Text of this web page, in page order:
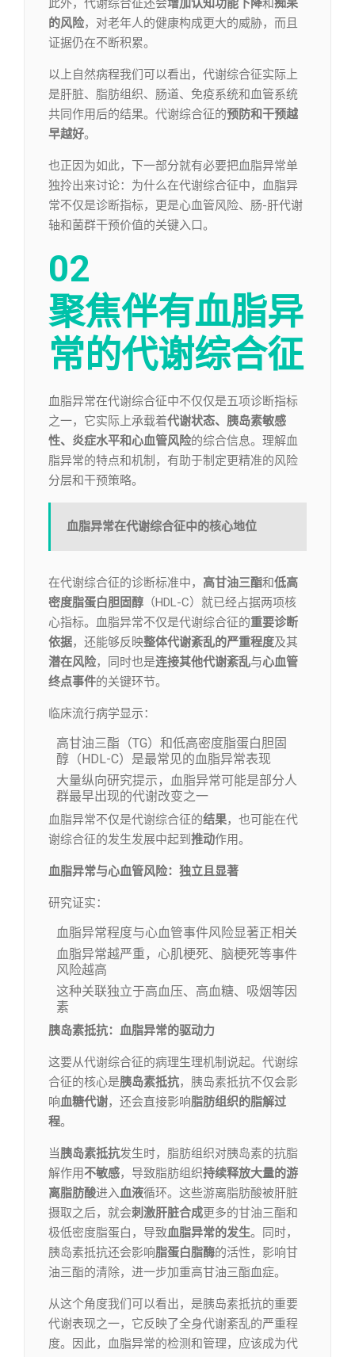
此外，代谢综合征还会增加认知功能下降和痴呆
的风险，对老年人的健康构成更大的威胁，而且
证据仍在不断积累。
以上自然病程我们可以看出，代谢综合征实际上
是肝脏、脂肪组织、肠道、免疫系统和血管系统
共同作用后的结果。代谢综合征的预防和干预越
早越好。
也正因为如此，下一部分就有必要把血脂异常单
独拎出来讨论：为什么在代谢综合征中，血脂异
常不仅是诊断指标，更是心血管风险、肠-肝代谢
轴和菌群干预价值的关键入口。
02
聚焦伴有血脂异
常的代谢综合征
血脂异常在代谢综合征中不仅仅是五项诊断指标
之一，它实际上承载着代谢状态、胰岛素敏感
性、炎症水平和心血管风险的综合信息。理解血
脂异常的特点和机制，有助于制定更精准的风险
分层和干预策略。
血脂异常在代谢综合征中的核心地位
在代谢综合征的诊断标准中， 高甘油三酯和低高
密度脂蛋白胆固醇 （HDL-C）就已经占据两项核
心指标。血脂异常不仅是代谢综合征的重要诊断
依据，还能够反映整体代谢紊乱的严重程度及其
潜在风险，同时也是连接其他代谢紊乱与心血管
终点事件的关键环节。
临床流行病学显示：
高甘油三酯（TG）和低高密度脂蛋白胆固
醇（HDL-C）是最常见的血脂异常表现
大量纵向研究提示，血脂异常可能是部分人
群最早出现的代谢改变之一
血脂异常不仅是代谢综合征的结果，也可能在代
谢综合征的发生发展中起到 推动作用。
血脂异常与心血管风险：独立且显著
研究证实：
血脂异常程度与心血管事件风险显著正相关
血脂异常越严重，心肌梗死、脑梗死等事件
风险越高
这种关联独立于高血压、高血糖、吸烟等因
素
胰岛素抵抗：血脂异常的驱动力
这要从代谢综合征的病理生理机制说起。代谢综
合征的核心是胰岛素抵抗，胰岛素抵抗不仅会影
响血糖代谢，还会直接影响脂肪组织的脂解过
程。
当胰岛素抵抗发生时，脂肪组织对胰岛素的抗脂
解作用不敏感，导致脂肪组织持续释放大量的游
离脂肪酸进入血液循环。这些游离脂肪酸被肝脏
摄取之后，就会刺激肝脏合成更多的甘油三酯和
极低密度脂蛋白，导致血脂异常的发生。同时，
胰岛素抵抗还会影响脂蛋白脂酶的活性，影响甘
油三酯的清除，进一步加重高甘油三酯血症。
从这个角度我们可以看出，是胰岛素抵抗的重要
代谢表现之一，它反映了全身代谢紊乱的严重程
度。因此，血脂异常的检测和管理，应该成为代